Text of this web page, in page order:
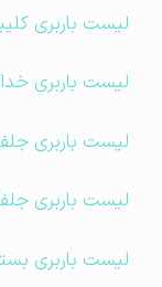
لیست باربری کلیبر
لیست باربری
لیست باربری جلفا
لیست باربری جلفا
لیست باربری بستان